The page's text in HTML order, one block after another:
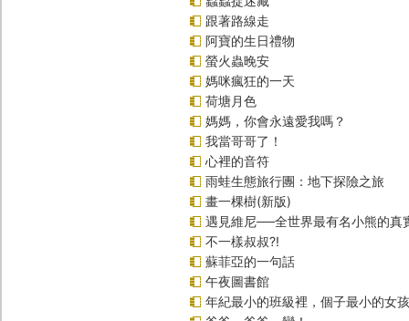
跟著路線走
阿寶的生日禮物
螢火蟲晚安
媽咪瘋狂的一天
荷塘月色
媽媽，你會永遠愛我嗎？
我當哥哥了！
心裡的音符
雨蛙生態旅行團：地下探險之旅
畫一棵樹(新版)
遇見維尼──全世界最有名小熊的真
不一樣叔叔?!
蘇菲亞的一句話
午夜圖書館
年紀最小的班級裡，個子最小的女